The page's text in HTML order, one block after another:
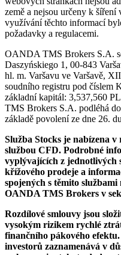
země a nejsou určeny k šíření
využívání těchto informací
požadavky a regulacemi.
OANDA TMS Brokers S.A.
Daszyńskiego 1, 00-843
hl. m. Varšavu ve Varšavě,
soudního registru pod číslem
základní kapitál: 3,537,560
TMS Brokers S.A. podléhá
základě povolení ze dne 26.
Služba Stocks je nabízena
službou CFD. Podrobné
vyplývajících z jednotlivých
křížového prodeje a
spojených s těmito
OANDA TMS Brokers v
Rozdílové smlouvy jsou
vysokým rizikem rychlé
finančního pákového
investorů zaznamenává v